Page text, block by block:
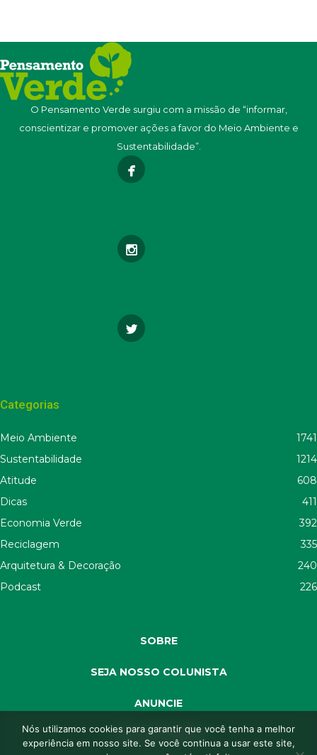
O Pensamento Verde surgiu com a missão de “informar,
conscientizar e promover ações a favor do Meio Ambiente e
Sustentabilidade”.
Categorias
Meio Ambiente
1741
Sustentabilidade
1214
Atitude
608
Dicas
411
Economia Verde
392
Reciclagem
335
Arquitetura & Decoração
240
Podcast
226
SOBRE
SEJA NOSSO COLUNISTA
ANUNCIE
SEJA APOIADOR
Nós utilizamos cookies para garantir que você tenha a melhor
experiência em nosso site. Se você continua a usar este site,